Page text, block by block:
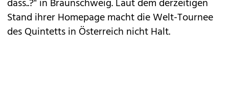
dass..?" in Braunschweig. Laut dem derzeitigen
Stand ihrer Homepage macht die Welt-Tournee
des Quintetts in Österreich nicht Halt.